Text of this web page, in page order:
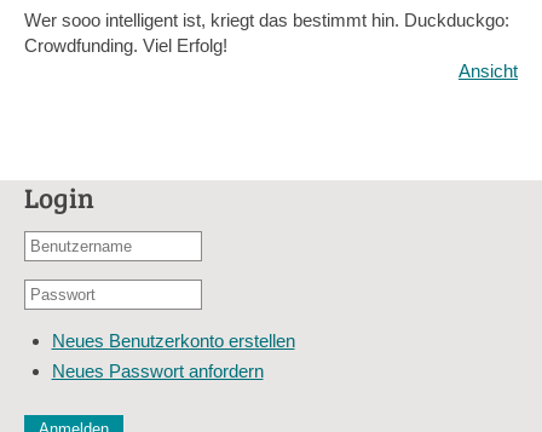
Wer sooo intelligent ist, kriegt das bestimmt hin. Duckduckgo:
Crowdfunding. Viel Erfolg!
Ansicht
Login
Benutzername
E-
Adresse
Passwort
Neues Benutzerkonto erstellen
Neues Passwort anfordern